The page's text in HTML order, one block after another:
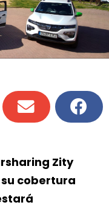
Zity
cobertura